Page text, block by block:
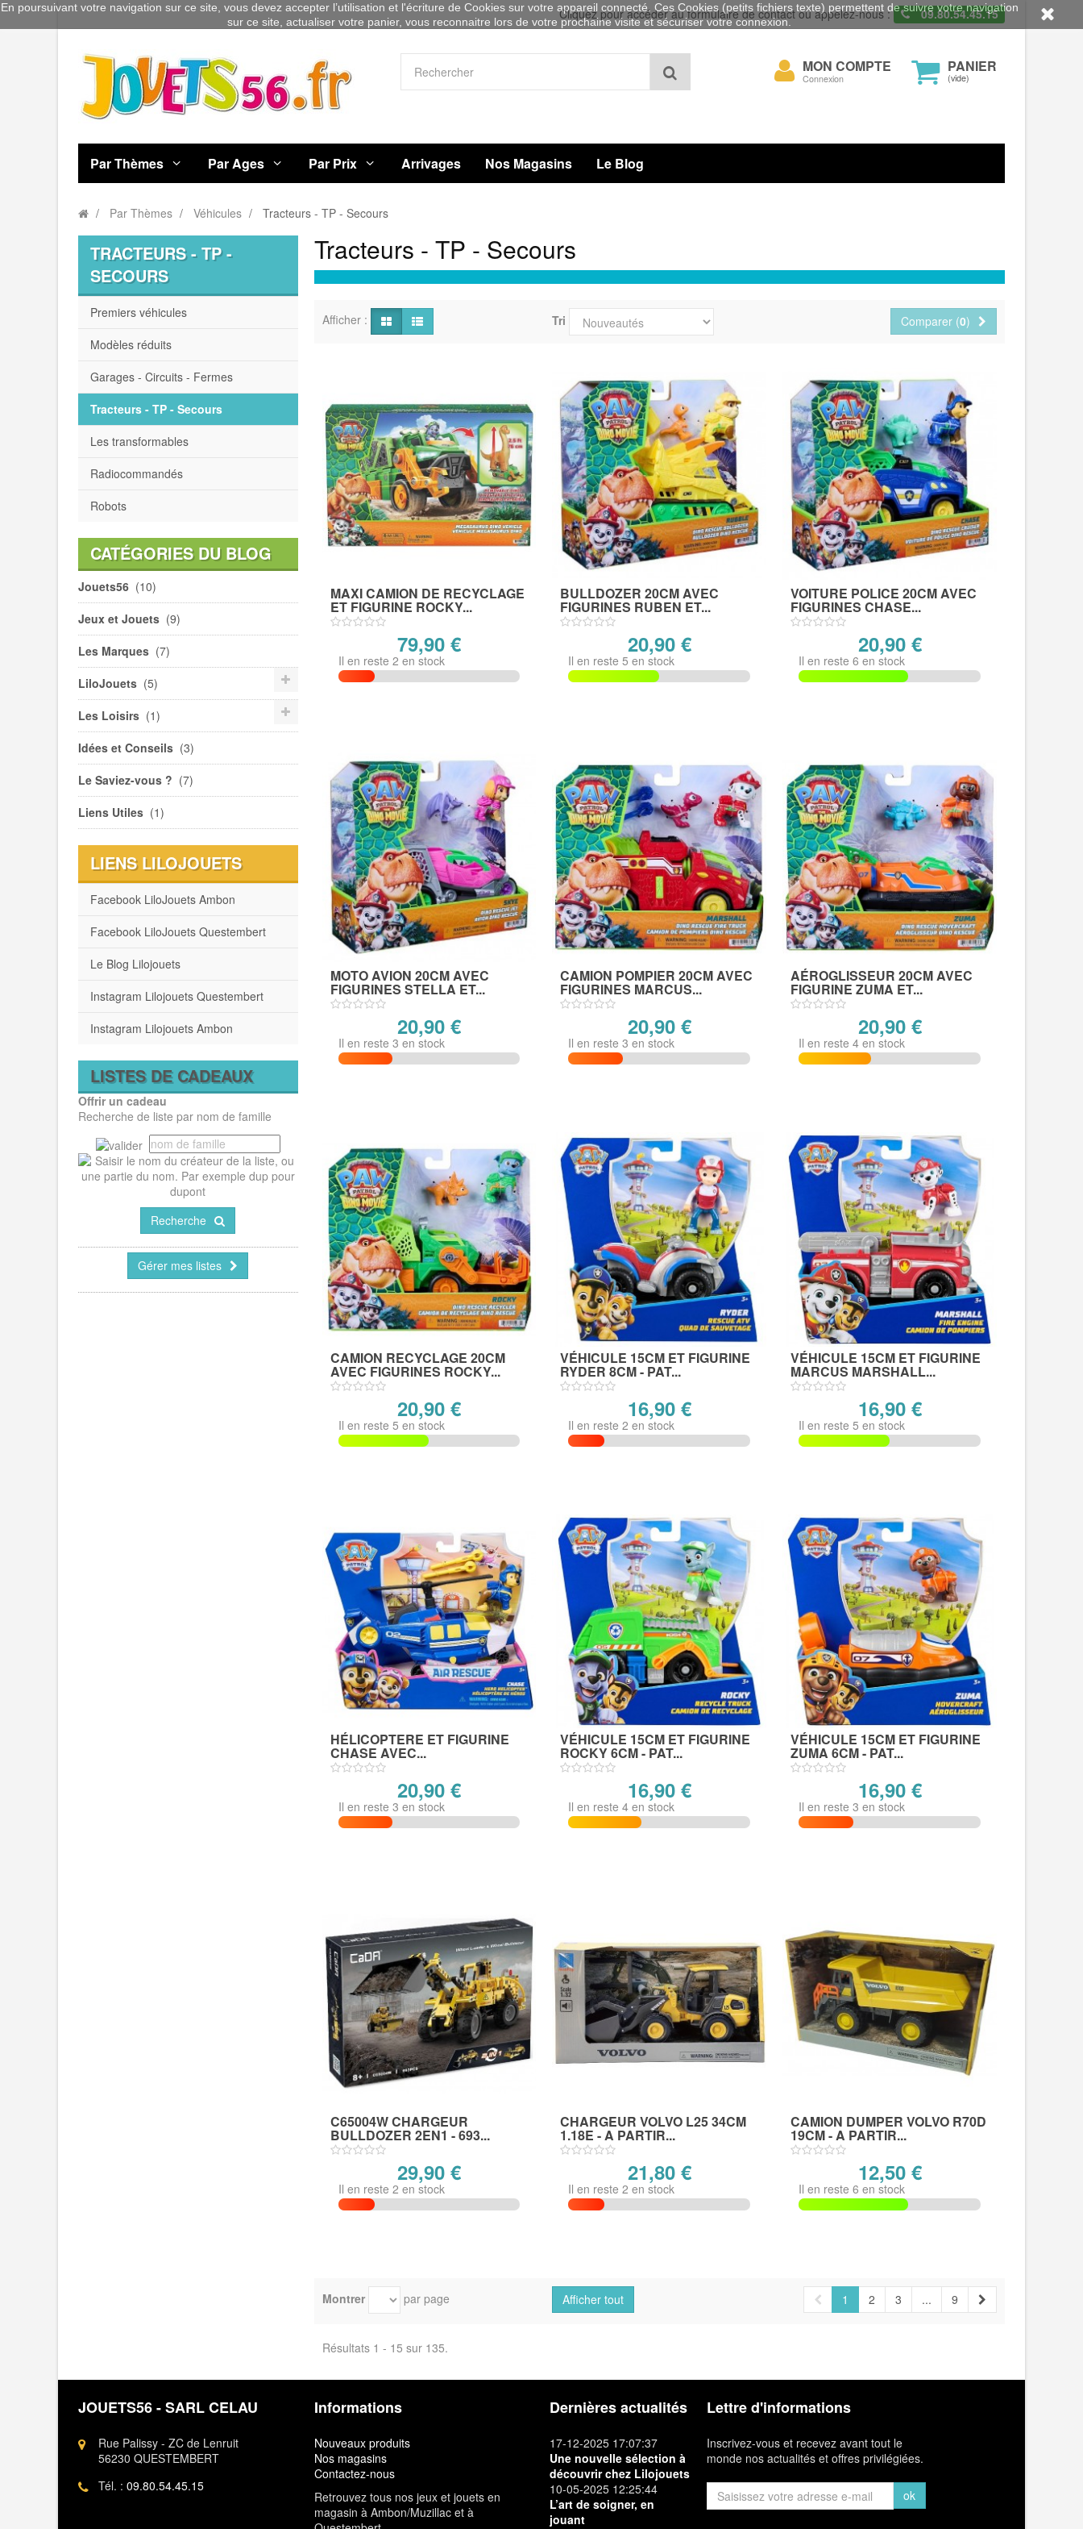
Cliquez pour accéder au formulaire de contact ou appelez-nous : 09.80.54.45.15
PANIER
(vide)
Mon
compte
MON COMPTE
Connexion
Par Thèmes Par Ages Par Prix Arrivages Nos Magasins Le Blog
Par Thèmes Véhicules Tracteurs - TP - Secours
TRACTEURS - TP -
SECOURS
Premiers véhicules
Modèles réduits
Garages - Circuits - Fermes
Tracteurs - TP - Secours
Les transformables
Radiocommandés
Robots
CATÉGORIES DU BLOG
Jouets56 (10)
Jeux et Jouets (9)
Les Marques (7)
LiloJouets (5)
Les Loisirs (1)
Idées et Conseils (3)
Le Saviez-vous ? (7)
Liens Utiles (1)
LIENS LILOJOUETS
Facebook LiloJouets Ambon
Facebook LiloJouets Questembert
Le Blog Lilojouets
Instagram Lilojouets Questembert
Instagram Lilojouets Ambon
LISTES DE CADEAUX
Offrir un cadeau
Recherche de liste par nom de famille
Recherche
Gérer mes listes
Tracteurs - TP - Secours
Afficher : Tri Comparer (0)
MAXI CAMION DE RECYCLAGE
ET FIGURINE ROCKY...
79,90 €
Il en reste 2 en stock
BULLDOZER 20CM AVEC
FIGURINES RUBEN ET...
20,90 €
Il en reste 5 en stock
VOITURE POLICE 20CM AVEC
FIGURINES CHASE...
20,90 €
Il en reste 6 en stock
MOTO AVION 20CM AVEC
FIGURINES STELLA ET...
20,90 €
Il en reste 3 en stock
CAMION POMPIER 20CM AVEC
FIGURINES MARCUS...
20,90 €
Il en reste 3 en stock
AÉROGLISSEUR 20CM AVEC
FIGURINE ZUMA ET...
20,90 €
Il en reste 4 en stock
CAMION RECYCLAGE 20CM
AVEC FIGURINES ROCKY...
20,90 €
Il en reste 5 en stock
VÉHICULE 15CM ET FIGURINE
RYDER 8CM - PAT...
16,90 €
Il en reste 2 en stock
VÉHICULE 15CM ET FIGURINE
MARCUS MARSHALL...
16,90 €
Il en reste 5 en stock
HÉLICOPTERE ET FIGURINE
CHASE AVEC...
20,90 €
Il en reste 3 en stock
VÉHICULE 15CM ET FIGURINE
ROCKY 6CM - PAT...
16,90 €
Il en reste 4 en stock
VÉHICULE 15CM ET FIGURINE
ZUMA 6CM - PAT...
16,90 €
Il en reste 3 en stock
C65004W CHARGEUR
BULLDOZER 2EN1 - 693...
29,90 €
Il en reste 2 en stock
CHARGEUR VOLVO L25 34CM
1.18E - A PARTIR...
21,80 €
Il en reste 2 en stock
CAMION DUMPER VOLVO R70D
19CM - A PARTIR...
12,50 €
Il en reste 6 en stock
Montrer par page Afficher tout 1 2 3 ... 9
Résultats 1 - 15 sur 135.
JOUETS56 - SARL CELAU
Rue Palissy - ZC de Lenruit
56230 QUESTEMBERT
Tél. : 09.80.54.45.15
Informations
Nouveaux produits
Nos magasins
Contactez-nous
Retrouvez tous nos jeux et jouets en
magasin à Ambon/Muzillac et à
Dernières actualités
17-12-2025 17:07:37
Une nouvelle sélection à
découvrir chez Lilojouets
10-05-2025 12:25:44
L’art de soigner, en
jouant
Lettre d'informations
Inscrivez-vous et recevez avant tout le
monde nos actualités et offres privilégiées.
ok
En poursuivant votre navigation sur ce site, vous devez accepter l’utilisation et l'écriture de Cookies sur votre appareil connecté. Ces Cookies (petits fichiers texte) permettent de suivre votre navigation
sur ce site, actualiser votre panier, vous reconnaitre lors de votre prochaine visite et sécuriser votre connexion.